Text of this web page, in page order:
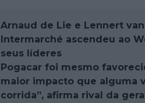
Arnaud de Lie e Lennert
Intermarché ascendeu ao
seus líderes
Pogacar foi mesmo
maior impacto que alguma
corrida”, afirma rival da